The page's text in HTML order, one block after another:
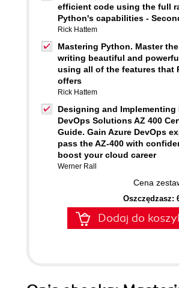
efficient code using the full
Python's capabilities -
Rick Hattem
Mastering Python. Master
writing beautiful and
using all of the features that
offers
Rick Hattem
Designing and
DevOps Solutions AZ 400
Guide. Gain Azure DevOps
pass the AZ-400 with
boost your cloud career
Werner Rall
Cena
Oszczędzasz:
Dodaj do